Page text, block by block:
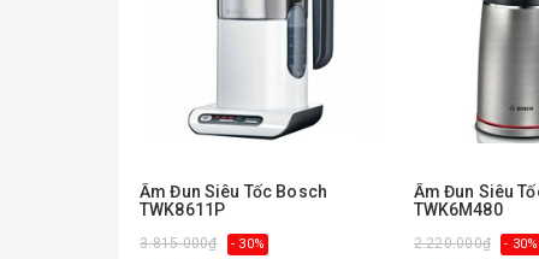
Ấm Đun Siêu Tốc Bosch
TWK8611P
3.815.000₫ - 30%
Ấm Đun Siêu
TWK6M480
2.220.000₫ - 30%